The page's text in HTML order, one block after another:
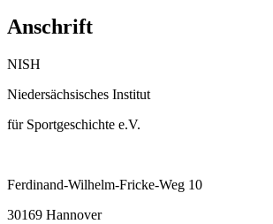
Anschrift
NISH
Niedersächsisches Institut
für Sportgeschichte e.V.
Ferdinand-Wilhelm-Fricke-Weg 10
30169 Hannover